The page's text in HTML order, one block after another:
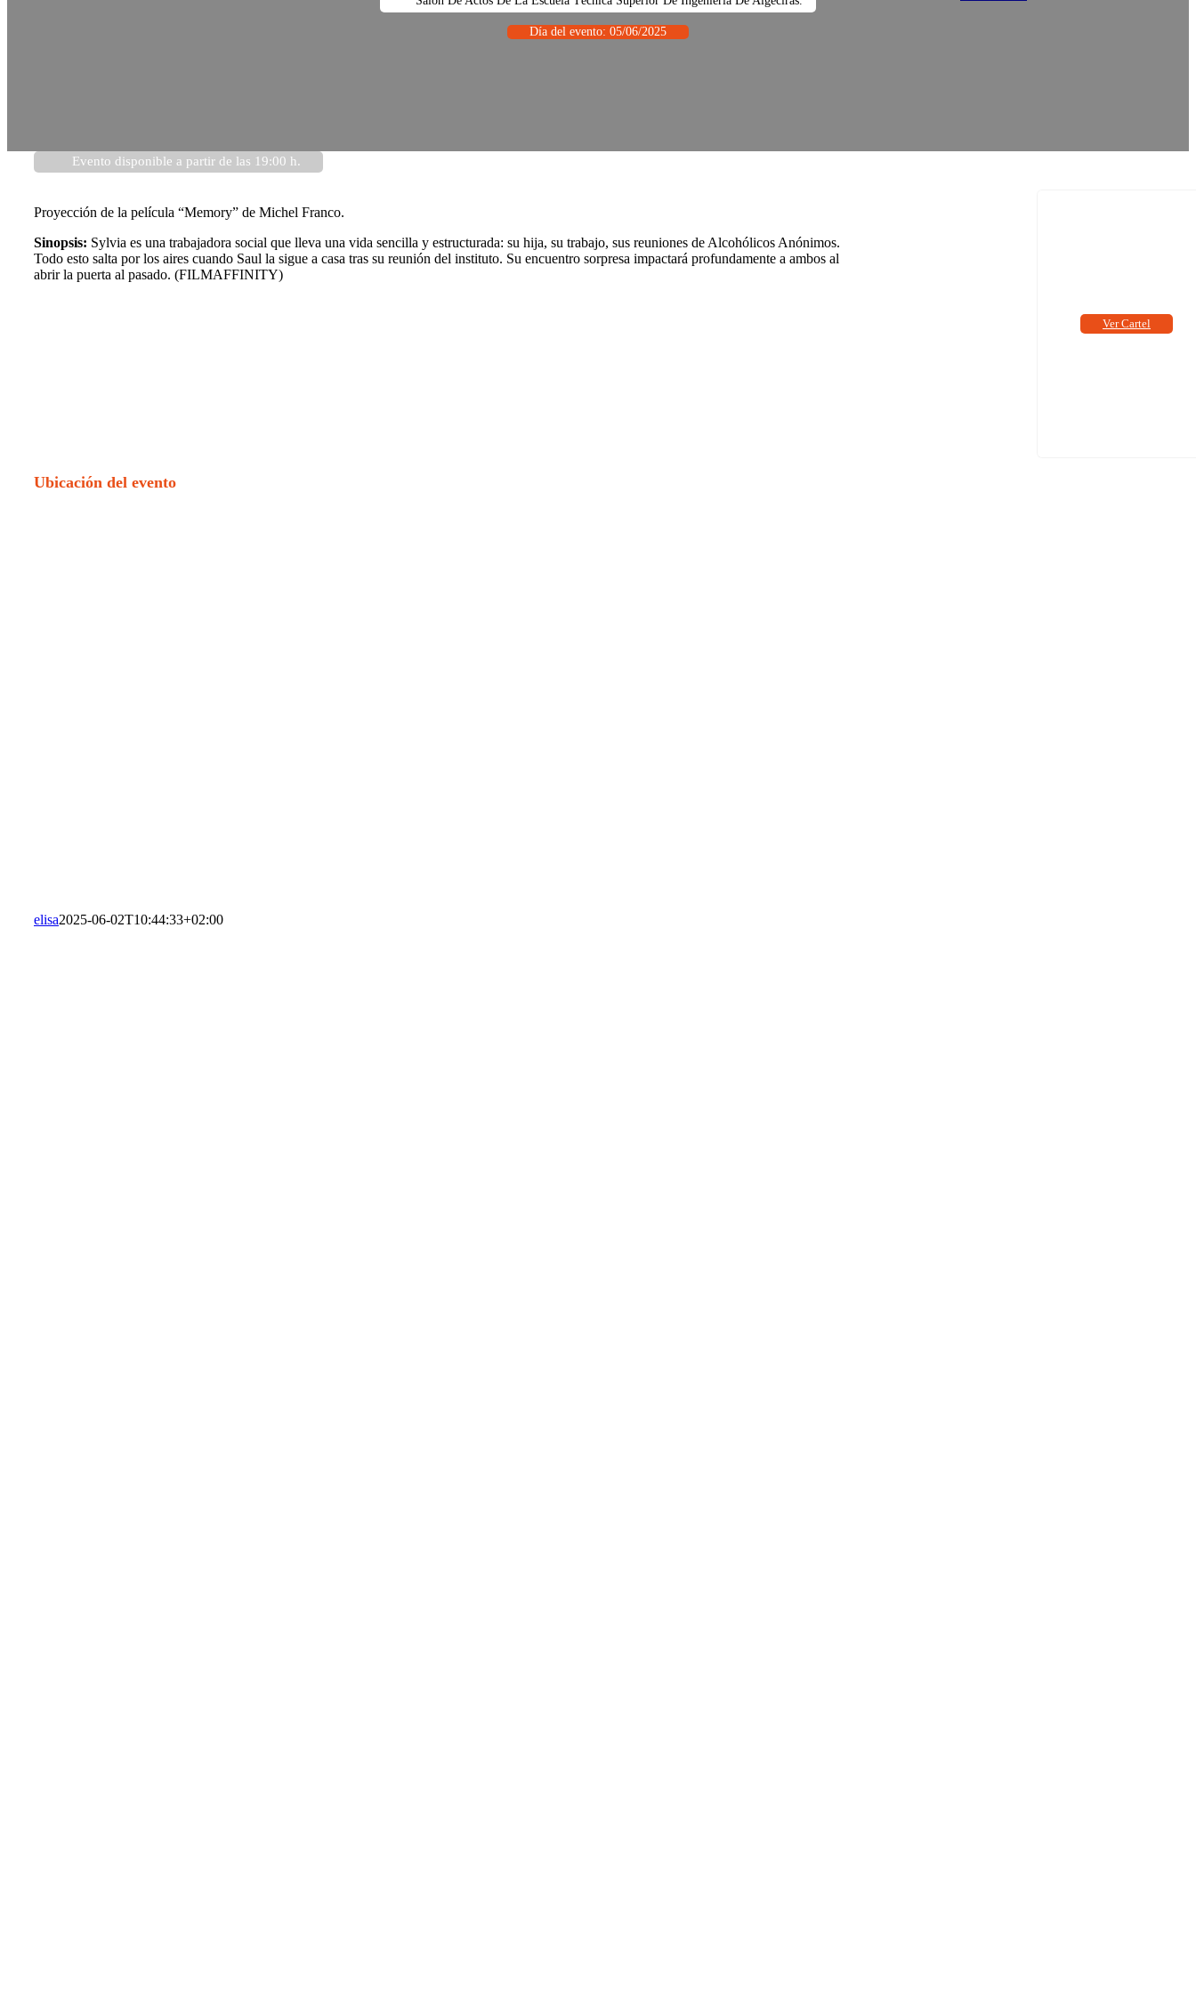
Día del evento: 05/06/2025
Evento disponible a partir de las 19:00 h.
Proyección de la película “Memory” de Michel Franco.
Sinopsis: Sylvia es una trabajadora social que lleva una vida sencilla y estructurada: su hija, su trabajo, sus reuniones de Alcohólicos Anónimos.
Todo esto salta por los aires cuando Saul la sigue a casa tras su reunión del instituto. Su encuentro sorpresa impactará profundamente a ambos al
abrir la puerta al pasado. (FILMAFFINITY)
Ver Cartel
Ubicación del evento
elisa2025-06-02T10:44:33+02:00